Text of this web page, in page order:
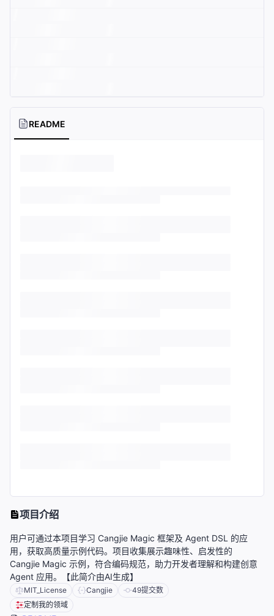
README
项目介绍
用户可通过本项目学习 Cangjie Magic 框架及 Agent DSL 的应
用，获取高质量示例代码。项目收集展示趣味性、启发性的
Cangjie Magic 示例，符合编码规范，助力开发者理解和构建创意
Agent 应用。【此简介由AI生成】
MIT_License Cangjie 49提交数
定制我的领域